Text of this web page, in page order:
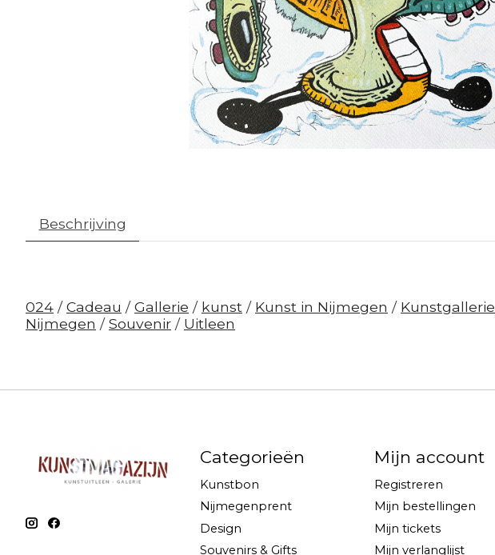
Beschrijving
024 /Cadeau /Gallerie / kunst / Kunst in Nijmegen / Kunstgallerie
Nijmegen /Souvenir / Uitleen
Categorieën
Kunstbon
Nijmegenprent
Design
Souvenirs & Gifts
Mijn account
Registreren
Mijn bestellingen
Mijn tickets
Mijn verlanglijst